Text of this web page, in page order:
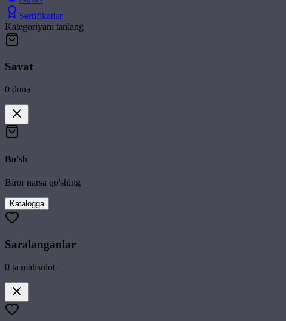
Sertifikatlar
Kategoriyani tanlang
Savat
0 dona
Bo'sh
Biror narsa qo'shing
Katalogga
Saralanganlar
0 ta mahsulot